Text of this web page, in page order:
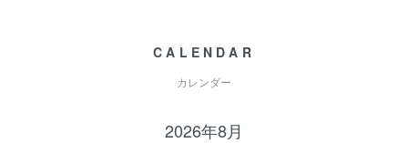
CALENDAR
カレンダー
2026年8月